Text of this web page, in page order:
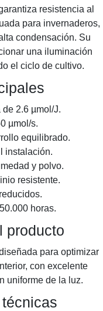
resistencia al
para invernaderos,
condensación. Su
una iluminación
el ciclo de cultivo.
2.6 µmol/J.
µmol/s.
equilibrado.
instalación.
y polvo.
resistente.
horas.
producto
para optimizar
con excelente
uniforme de la luz.